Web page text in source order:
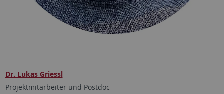
Dr. Lukas Griessl
Projektmitarbeiter und Postdoc